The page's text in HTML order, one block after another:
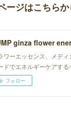
ージはこちら
ginza flower
ワーエッセンス、メデ
ドでエネルギーケアする
フォロー